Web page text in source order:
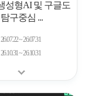
성형AI 및 구글도
구중심 ...
26.07.22 ~ 26.07.31
26.10.31 ~ 26.10.31